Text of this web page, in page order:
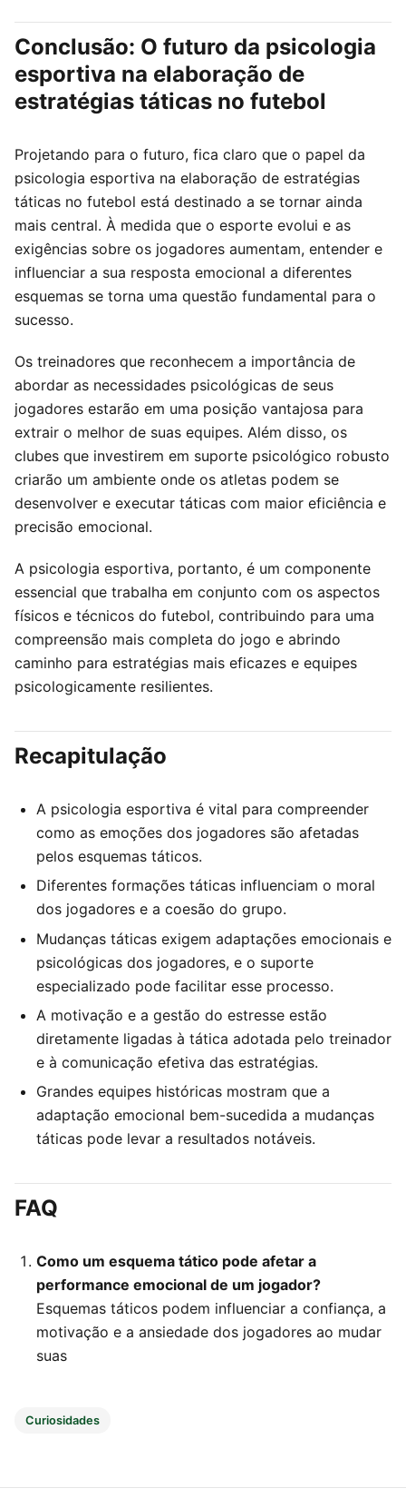
Conclusão: O futuro da psicologia
esportiva na elaboração de
estratégias táticas no futebol
Projetando para o futuro, fica claro que o papel da
psicologia esportiva na elaboração de estratégias
táticas no futebol está destinado a se tornar ainda
mais central. À medida que o esporte evolui e as
exigências sobre os jogadores aumentam, entender e
influenciar a sua resposta emocional a diferentes
esquemas se torna uma questão fundamental para o
sucesso.
Os treinadores que reconhecem a importância de
abordar as necessidades psicológicas de seus
jogadores estarão em uma posição vantajosa para
extrair o melhor de suas equipes. Além disso, os
clubes que investirem em suporte psicológico robusto
criarão um ambiente onde os atletas podem se
desenvolver e executar táticas com maior eficiência e
precisão emocional.
A psicologia esportiva, portanto, é um componente
essencial que trabalha em conjunto com os aspectos
físicos e técnicos do futebol, contribuindo para uma
compreensão mais completa do jogo e abrindo
caminho para estratégias mais eficazes e equipes
psicologicamente resilientes.
Recapitulação
A psicologia esportiva é vital para compreender
como as emoções dos jogadores são afetadas
pelos esquemas táticos.
Diferentes formações táticas influenciam o moral
dos jogadores e a coesão do grupo.
Mudanças táticas exigem adaptações emocionais e
psicológicas dos jogadores, e o suporte
especializado pode facilitar esse processo.
A motivação e a gestão do estresse estão
diretamente ligadas à tática adotada pelo treinador
e à comunicação efetiva das estratégias.
Grandes equipes históricas mostram que a
adaptação emocional bem-sucedida a mudanças
táticas pode levar a resultados notáveis.
FAQ
Como um esquema tático pode afetar a
performance emocional de um jogador?
Esquemas táticos podem influenciar a confiança, a
motivação e a ansiedade dos jogadores ao mudar
suas
Curiosidades